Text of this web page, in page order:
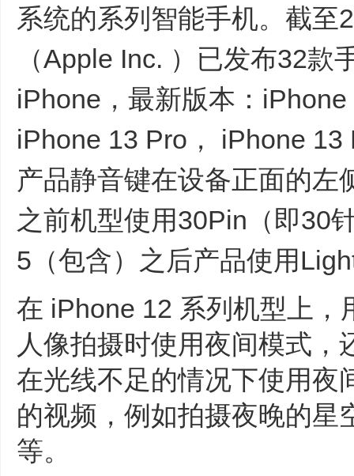
系统的系列智能手机。截至
（Apple Inc. ）已发布32款
iPhone，最新版本：
iPhone 13 Pro， iPhone
产品静音键在设备正面的左
之前机型使用30Pin（即30
5（包含）之后产品使用
在 iPhone 12 系列机型上，
人像拍摄时使用夜间模式，
在光线不足的情况下使用夜
的视频，例如拍摄夜晚的星
等。